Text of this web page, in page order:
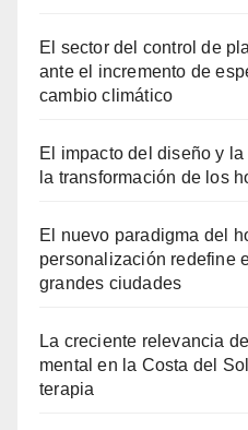
El sector del control de
ante el incremento de
cambio climático
El impacto del diseño y
la transformación de los
El nuevo paradigma del
personalización redefine
grandes ciudades
La creciente relevancia
mental en la Costa del
terapia